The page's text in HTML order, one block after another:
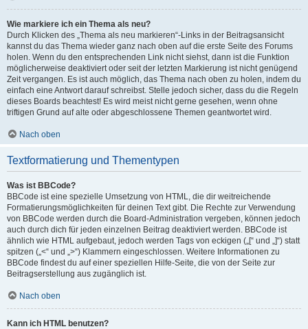
Wie markiere ich ein Thema als neu?
Durch Klicken des „Thema als neu markieren“-Links in der Beitragsansicht
kannst du das Thema wieder ganz nach oben auf die erste Seite des Forums
holen. Wenn du den entsprechenden Link nicht siehst, dann ist die Funktion
möglicherweise deaktiviert oder seit der letzten Markierung ist nicht genügend
Zeit vergangen. Es ist auch möglich, das Thema nach oben zu holen, indem du
einfach eine Antwort darauf schreibst. Stelle jedoch sicher, dass du die Regeln
dieses Boards beachtest! Es wird meist nicht gerne gesehen, wenn ohne
triftigen Grund auf alte oder abgeschlossene Themen geantwortet wird.
Nach oben
Textformatierung und Thementypen
Was ist BBCode?
BBCode ist eine spezielle Umsetzung von HTML, die dir weitreichende
Formatierungsmöglichkeiten für deinen Text gibt. Die Rechte zur Verwendung
von BBCode werden durch die Board-Administration vergeben, können jedoch
auch durch dich für jeden einzelnen Beitrag deaktiviert werden. BBCode ist
ähnlich wie HTML aufgebaut, jedoch werden Tags von eckigen („[“ und „]“) statt
spitzen („<“ und „>“) Klammern eingeschlossen. Weitere Informationen zu
BBCode findest du auf einer speziellen Hilfe-Seite, die von der Seite zur
Beitragserstellung aus zugänglich ist.
Nach oben
Kann ich HTML benutzen?